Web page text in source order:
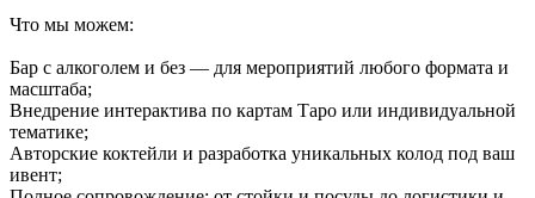
Что мы можем:
Бар с алкоголем и без — для мероприятий любого формата и
масштаба;
Внедрение интерактива по картам Таро или индивидуальной
тематике;
Авторские коктейли и разработка уникальных колод под ваш
ивент;